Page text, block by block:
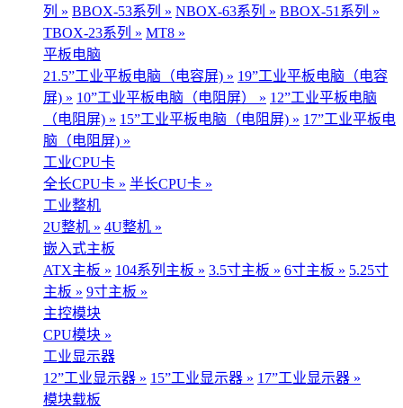
列 » BBOX-53系列 » NBOX-63系列 » BBOX-51系列 »
TBOX-23系列 » MT8 »
平板电脑
21.5”工业平板电脑（电容屏) » 19”工业平板电脑（电容
屏) » 10”工业平板电脑（电阻屏） » 12”工业平板电脑
（电阻屏) » 15”工业平板电脑（电阻屏) » 17”工业平板电
脑（电阻屏) »
工业CPU卡
全长CPU卡 » 半长CPU卡 »
工业整机
2U整机 » 4U整机 »
嵌入式主板
ATX主板 » 104系列主板 » 3.5寸主板 » 6寸主板 » 5.25寸
主板 » 9寸主板 »
主控模块
CPU模块 »
工业显示器
12”工业显示器 » 15”工业显示器 » 17”工业显示器 »
模块载板